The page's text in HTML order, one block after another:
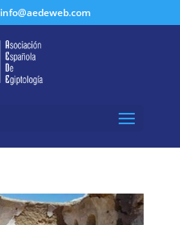
info@aedeweb.com